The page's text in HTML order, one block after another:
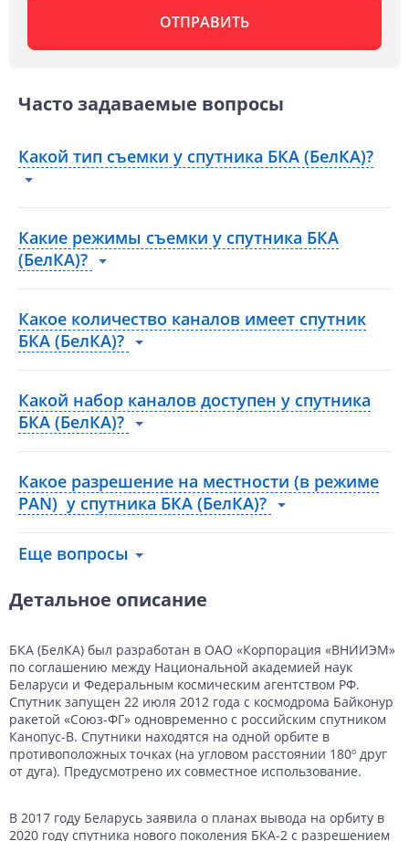
Часто задаваемые вопросы
Какой тип съемки у спутника БКА (БелКА)?
Какие режимы съемки у спутника БКА
(БелКА)?
Какое количество каналов имеет спутник
БКА (БелКА)?
Какой набор каналов доступен у спутника
БКА (БелКА)?
Какое разрешение на местности (в режиме
PAN) у спутника БКА (БелКА)?
Еще вопросы
Детальное описание
БКА (БелКА) был разработан в ОАО «Корпорация «ВНИИЭМ»
по соглашению между Национальной академией наук
Беларуси и Федеральным космическим агентством РФ.
Спутник запущен 22 июля 2012 года с космодрома Байконур
ракетой «Союз-ФГ» одновременно с российским спутником
Канопус-В. Спутники находятся на одной орбите в
противоположных точках (на угловом расстоянии 180º друг
от дуга). Предусмотрено их совместное использование.
В 2017 году Беларусь заявила о планах вывода на орбиту в
2020 году спутника нового поколения БКА-2 с разрешением